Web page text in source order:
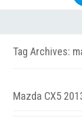
Tag Archives:
Mazda CX5